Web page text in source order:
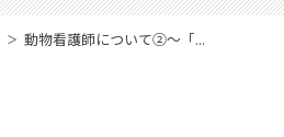
動物看護師について②～「...